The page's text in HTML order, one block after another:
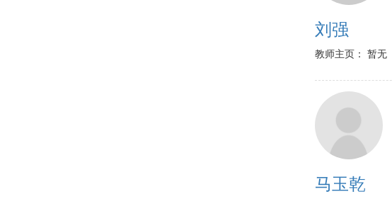
刘强
教师主页： 暂无
马玉乾